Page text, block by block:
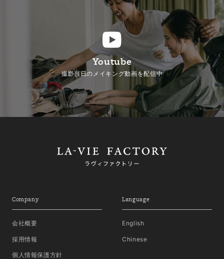
Youtube
撮影当日のメイキング動画を配信中
Company
会社概要
採用情報
個人情報保護方針
Language
English
Chinese